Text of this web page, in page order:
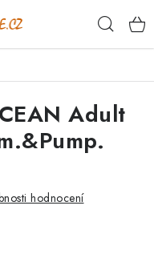
Adult
hodnocení